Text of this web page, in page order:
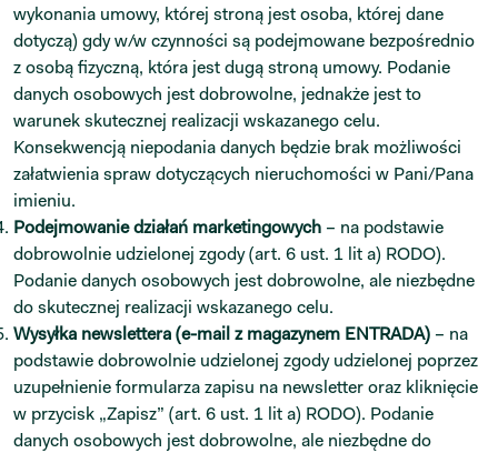
wykonania umowy, której stroną jest osoba, której dane
dotyczą) gdy w/w czynności są podejmowane bezpośrednio
z osobą fizyczną, która jest dugą stroną umowy. Podanie
danych osobowych jest dobrowolne, jednakże jest to
warunek skutecznej realizacji wskazanego celu.
Konsekwencją niepodania danych będzie brak możliwości
załatwienia spraw dotyczących nieruchomości w Pani/Pana
imieniu.
Podejmowanie działań marketingowych – na podstawie
dobrowolnie udzielonej zgody (art. 6 ust. 1 lit a) RODO).
Podanie danych osobowych jest dobrowolne, ale niezbędne
do skutecznej realizacji wskazanego celu.
Wysyłka newslettera (e-mail z magazynem ENTRADA) – na
podstawie dobrowolnie udzielonej zgody udzielonej poprzez
uzupełnienie formularza zapisu na newsletter oraz kliknięcie
w przycisk „Zapisz” (art. 6 ust. 1 lit a) RODO). Podanie
danych osobowych jest dobrowolne, ale niezbędne do